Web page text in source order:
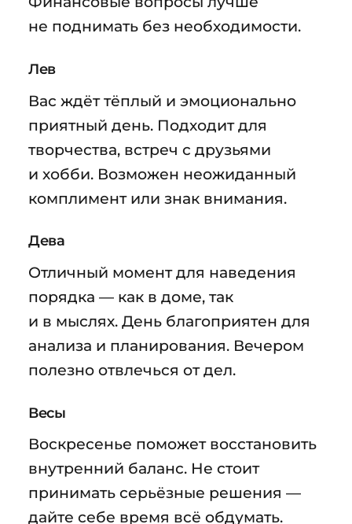
не поднимать без необходимости.
Лев
Вас ждёт тёплый и эмоционально
приятный день. Подходит для
творчества, встреч с друзьями
и хобби. Возможен неожиданный
комплимент или знак внимания.
Дева
Отличный момент для наведения
порядка — как в доме, так
и в мыслях. День благоприятен для
анализа и планирования. Вечером
полезно отвлечься от дел.
Весы
Воскресенье поможет восстановить
внутренний баланс. Не стоит
принимать серьёзные решения —
дайте себе время всё обдумать.